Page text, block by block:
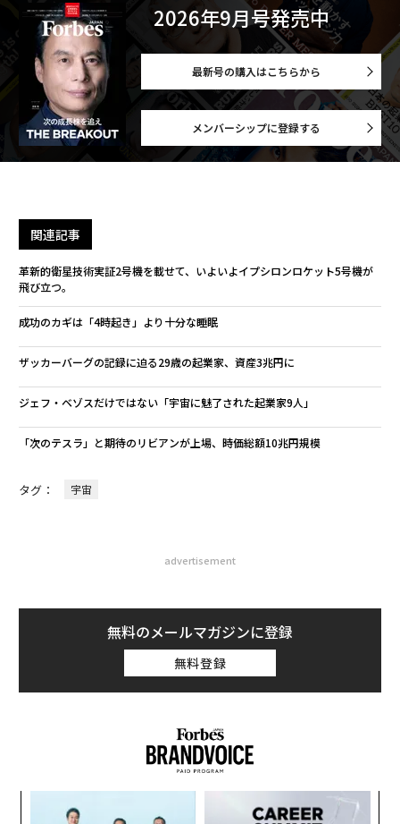
2026年9月号発売中
最新号の購入はこちらから
メンバーシップに登録する
関連記事
革新的衛星技術実証2号機を載せて、いよいよイプシロンロケット5号機が
飛び立つ。
成功のカギは「4時起き」より十分な睡眠
ザッカーバーグの記録に迫る29歳の起業家、資産3兆円に
ジェフ・ベゾスだけではない「宇宙に魅了された起業家9人」
「次のテスラ」と期待のリビアンが上場、時価総額10兆円規模
タグ： 宇宙
advertisement
無料のメールマガジンに登録
無料登録